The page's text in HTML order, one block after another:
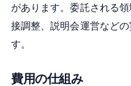
があります。委託される
接調整、説明会運営など
す。
費用の仕組み